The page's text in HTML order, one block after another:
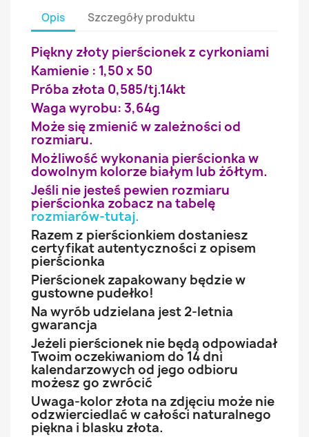
Opis Szczegóły produktu
Piękny złoty pierścionek z cyrkoniami
Kamienie : 1,50 x 50
Próba złota 0,585/tj.14kt
Waga wyrobu: 3,64g
Może się zmienić w zależności od
rozmiaru.
Możliwość wykonania pierścionka w
dowolnym kolorze białym lub żółtym.
Jeśli nie jesteś pewien rozmiaru
pierścionka zobacz na tabelę
rozmiarów-tutaj.
Razem z pierścionkiem dostaniesz
certyfikat autentyczności z opisem
pierścionka
Pierścionek zapakowany będzie w
gustowne pudełko!
Na wyrób udzielana jest 2-letnia
gwarancja
Jeżeli pierścionek nie będą odpowiadał
Twoim oczekiwaniom do 14 dni
kalendarzowych od jego odbioru
możesz go zwrócić
Uwaga-kolor złota na zdjęciu może nie
odzwierciedlać w całości naturalnego
piękna i blasku złota.